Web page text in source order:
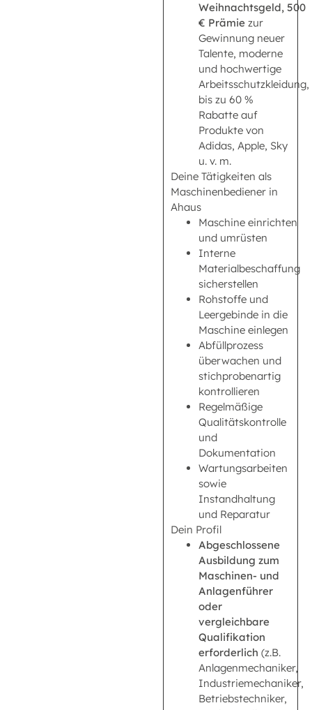
Weihnachtsgeld, 500
€ Prämie zur
Gewinnung neuer
Talente, moderne
und hochwertige
Arbeitsschutzkleidung,
bis zu 60 %
Rabatte auf
Produkte von
Adidas, Apple, Sky
u. v. m.
Deine Tätigkeiten als
Maschinenbediener in
Ahaus
Maschine einrichten
und umrüsten
Interne
Materialbeschaffung
sicherstellen
Rohstoffe und
Leergebinde in die
Maschine einlegen
Abfüllprozess
überwachen und
stichprobenartig
kontrollieren
Regelmäßige
Qualitätskontrolle
und
Dokumentation
Wartungsarbeiten
sowie
Instandhaltung
und Reparatur
Dein Profil
Abgeschlossene
Ausbildung zum
Maschinen- und
Anlagenführer
oder
vergleichbare
Qualifikation
erforderlich (z.B.
Anlagenmechaniker,
Industriemechaniker,
Betriebstechniker,